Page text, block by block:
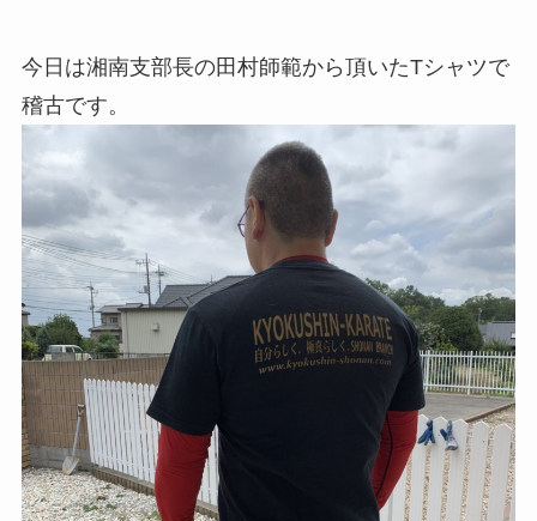
今日は湘南支部長の田村師範から頂いたTシャツで
稽古です。